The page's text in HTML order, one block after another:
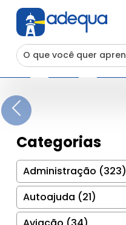
Previous
Categorias
Administração (323)
Autoajuda (21)